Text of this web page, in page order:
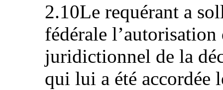
2.10Le requérant a
fédérale
juridictionnel de la
qui lui a été accordée